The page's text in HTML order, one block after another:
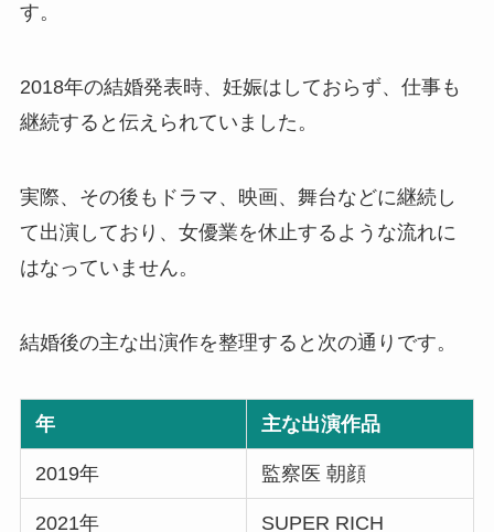
す。
2018年の結婚発表時、妊娠はしておらず、仕事も
継続すると伝えられていました。
実際、その後もドラマ、映画、舞台などに継続し
て出演しており、女優業を休止するような流れに
はなっていません。
結婚後の主な出演作を整理すると次の通りです。
年 主な出演作品
2019年 監察医 朝顔
2021年 SUPER RICH